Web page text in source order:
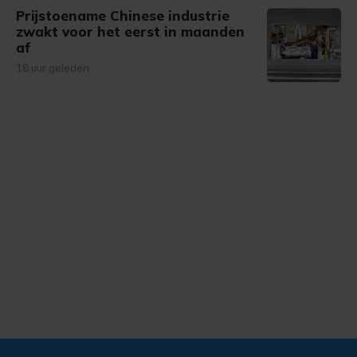
Prijstoename Chinese industrie
zwakt voor het eerst in maanden
af
18 uur geleden